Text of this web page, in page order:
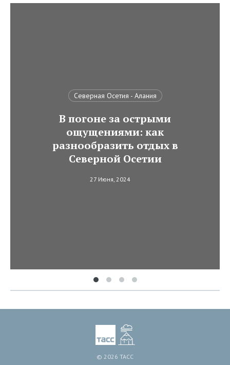
Северная Осетия - Алания
В погоне за острыми
ощущениями: как
разнообразить отдых в
Северной Осетии
27 Июня, 2024
© 2026 ТАСС